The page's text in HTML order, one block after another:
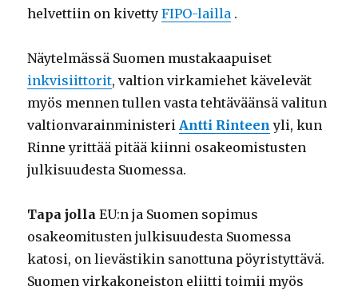
helvettiin on kivettyFIPO-lailla .
Näytelmässä Suomen mustakaapuiset
inkvisiittorit, valtion virkamiehet kävelevät
myös mennen tullen vasta tehtäväänsä valitun
valtionvarainministeri Antti Rinteen yli, kun
Rinne yrittää pitää kiinni osakeomistusten
julkisuudesta Suomessa.
Tapa jolla EU:n ja Suomen sopimus
osakeomitusten julkisuudesta Suomessa
katosi, on lievästikin sanottuna pöyristyttävä.
Suomen virkakoneiston eliitti toimii myös